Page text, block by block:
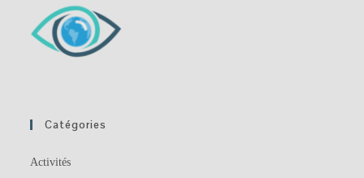
Catégories
Activités